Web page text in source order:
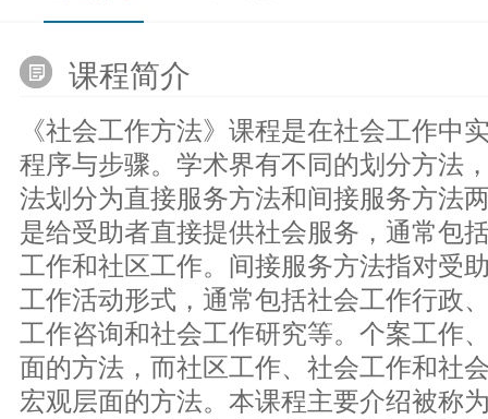
课程简介
《社会工作方法》课程是在社会工作中
程序与步骤。学术界有不同的划分方法
法划分为直接服务方法和间接服务方法
是给受助者直接提供社会服务，通常包
工作和社区工作。间接服务方法指对受
工作活动形式，通常包括社会工作行政
工作咨询和社会工作研究等。个案工作
面的方法，而社区工作、社会工作和社
宏观层面的方法。本课程主要介绍被称